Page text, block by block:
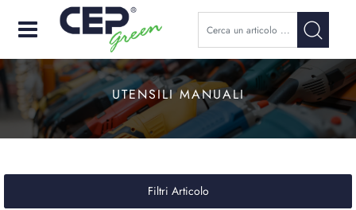
Open
UTENSILI MANUALI
Filtri Articolo